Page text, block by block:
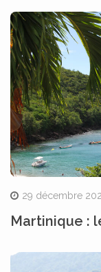
29 décembre
Martinique :